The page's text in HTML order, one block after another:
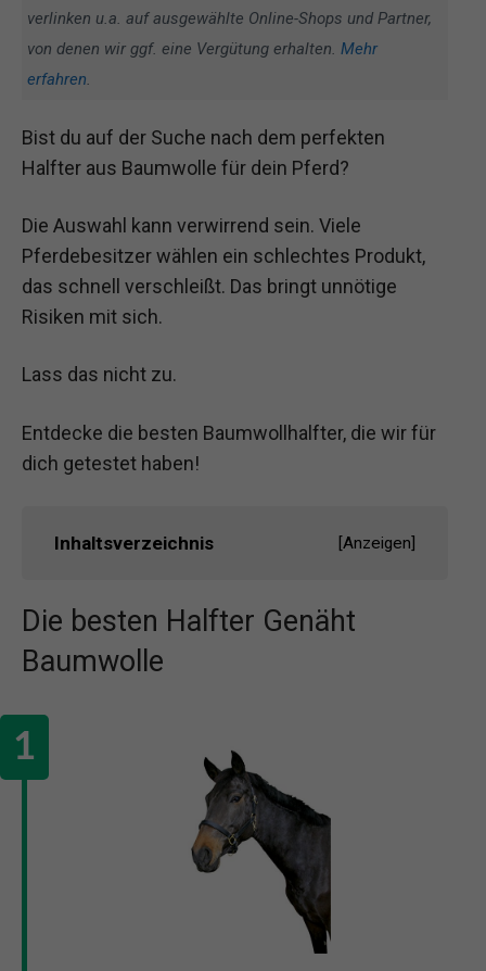
verlinken u.a. auf ausgewählte Online-Shops und Partner,
von denen wir ggf. eine Vergütung erhalten. Mehr
erfahren.
Bist du auf der Suche nach dem perfekten
Halfter aus Baumwolle für dein Pferd?
Die Auswahl kann verwirrend sein. Viele
Pferdebesitzer wählen ein schlechtes Produkt,
das schnell verschleißt. Das bringt unnötige
Risiken mit sich.
Lass das nicht zu.
Entdecke die besten Baumwollhalfter, die wir für
dich getestet haben!
Inhaltsverzeichnis [Anzeigen]
Die besten Halfter Genäht
Baumwolle